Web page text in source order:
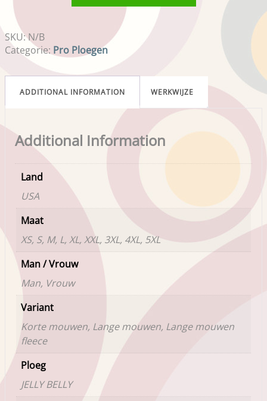
SKU:N/B
Categorie: Pro Ploegen
ADDITIONAL INFORMATION WERKWIJZE
Additional Information
Land
USA
Maat
XS, S, M, L, XL, XXL, 3XL, 4XL, 5XL
Man / Vrouw
Man, Vrouw
Variant
Korte mouwen, Lange mouwen, Lange mouwen
fleece
Ploeg
JELLY BELLY